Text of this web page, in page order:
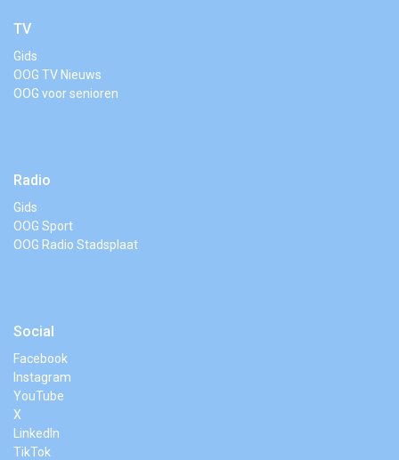
TV
Gids
OOG TV Nieuws
OOG voor senioren
Radio
Gids
OOG Sport
OOG Radio Stadsplaat
Social
Facebook
Instagram
YouTube
X
LinkedIn
TikTok